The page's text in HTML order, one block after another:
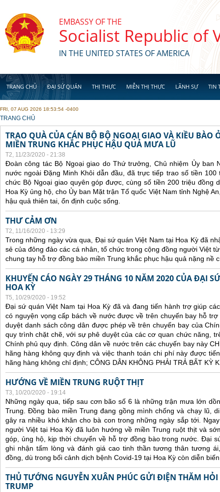
EMBASSY OF THE
Socialist Republic of
IN THE UNITED STATES OF AMERICA
TRANG CHỦ ĐẠI SỨ QUÁN THỊ THỰC MIỄN THỊ THỰC LÃNH SỰ TIN
FRI, 07 AUG 2026 18:53:54 -0400
YOU ARE HERE
TRANG CHỦ
TRAO QUÀ CỦA CÁN BỘ BỘ NGOẠI GIAO VÀ KIỀU BÀO
MIỀN TRUNG KHẮC PHỤC HẬU QUẢ MƯA LŨ
T2, 11/23/2020 - 21:38
Đoàn công tác Bộ Ngoại giao do Thứ trưởng, Chủ nhiệm Ủy ban
nước ngoài Đặng Minh Khôi dẫn đầu, đã trực tiếp trao số tiền 100
chức Bộ Ngoại giao quyên góp được, cùng số tiền 200 triệu đồng
Hoa Kỳ ủng hộ, cho Ủy ban Mặt trận Tổ quốc Việt Nam tỉnh Nghệ
hậu quả thiên tai, ổn định cuộc sống.
THƯ CẢM ƠN
T2, 11/16/2020 - 13:29
Trong những ngày vừa qua, Đại sứ quán Việt Nam tại Hoa Kỳ đã
sẻ của đông đảo các cá nhân, tổ chức trong cộng đồng người Việt
chung tay hỗ trợ đồng bào miền Trung khắc phục hậu quả nặng nề
KHUYẾN CÁO NGÀY 29 THÁNG 10 NĂM 2020 CỦA ĐẠI
HOA KỲ
T5, 10/29/2020 - 19:52
Đại sứ quán Việt Nam tại Hoa Kỳ đã và đang tiến hành trợ giúp
có nguyện vọng cấp bách về nước được về trên chuyến bay hỗ
duyệt danh sách công dân được phép về trên chuyến bay của
quy trình chặt chẽ, với sự phê duyệt của các cơ quan chức năng,
Chính phủ quy định. Công dân về nước trên các chuyến bay này
hãng hàng không quy định và việc thanh toán chi phí này được
hãng hàng không chỉ định; CÔNG DÂN KHÔNG PHẢI TRẢ BẤT KỲ
HƯỚNG VỀ MIỀN TRUNG RUỘT THỊT
T3, 10/20/2020 - 19:14
Những ngày qua, tiếp sau cơn bão số 6 là những trận mưa lớn
Trung. Đồng bào miền Trung đang gồng mình chống và chạy lũ,
gây ra nhiều khó khăn cho bà con trong những ngày sắp tới.
người Việt tại Hoa Kỳ đã luôn hướng về miền Trung ruột thịt và
góp, ủng hộ, kịp thời chuyển về hỗ trợ đồng bào trong nước. Đại
ghi nhận tấm lòng và đánh giá cao tinh thần tương thân tương
đồng, dù trong bối cảnh dịch bệnh Covid-19 tại Hoa Kỳ còn diễn
THỦ TƯỚNG NGUYỄN XUÂN PHÚC GỬI ĐIỆN THĂM
TRUMP